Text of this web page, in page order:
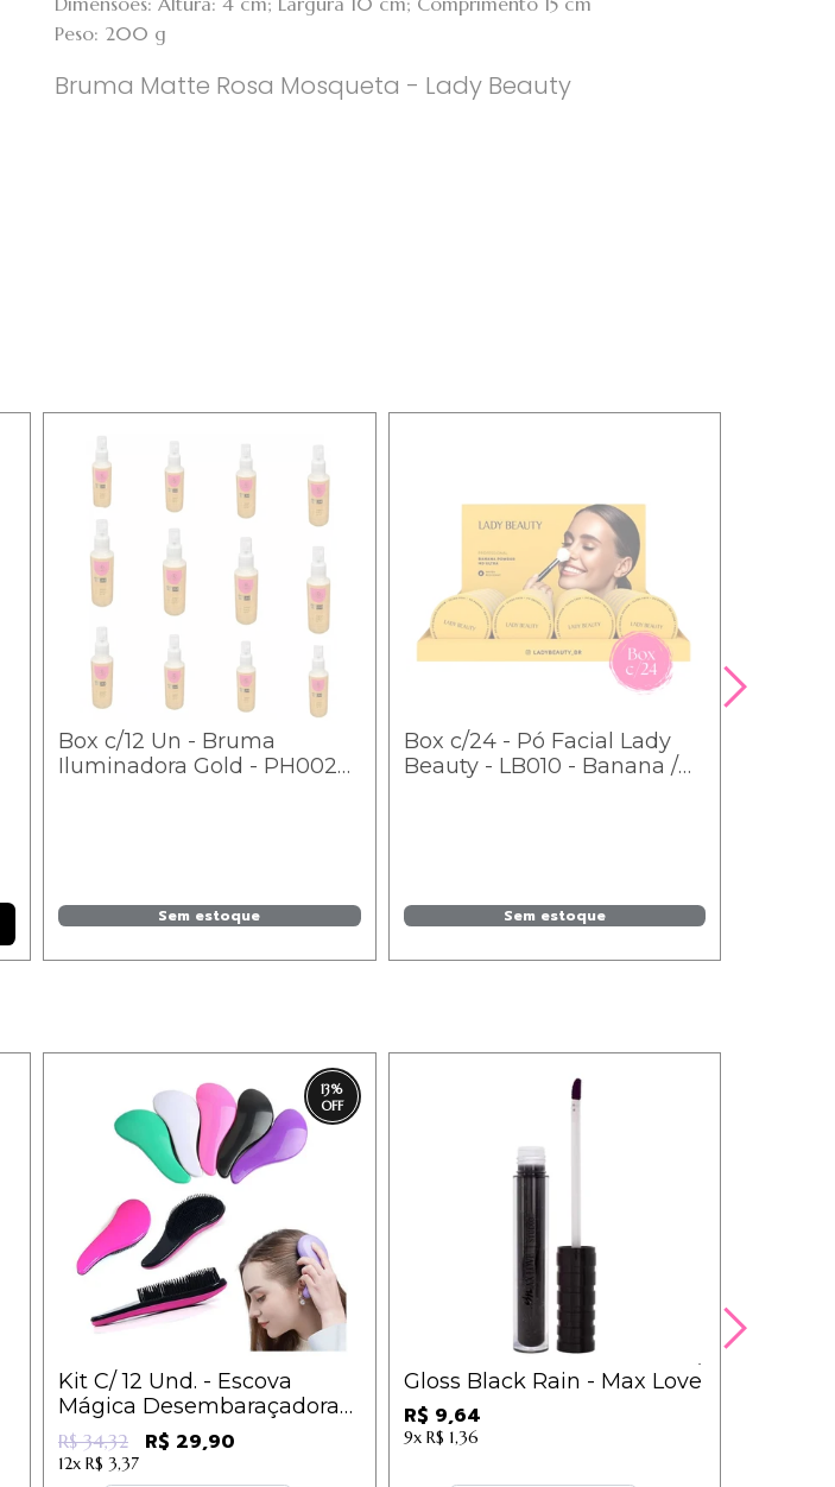
Peso: 200 g
Bruma Matte Rosa Mosqueta - Lady Beauty
Box c/12 Un - Bruma
Iluminadora Gold - PH0024
Sem estoque
Box c/24 - Pó Facial Lady
Beauty - LB010 - Banana /
Sem estoque
13%
Kit C/ 12 Und. - Escova
Mágica Desembaraçadora
Para Cabelos Cores Sortidas
- IM
R$ 34,32 R$ 29,90
12x R$ 3,37
Gloss Black Rain - Max Love
R$ 9,64
9x R$ 1,36